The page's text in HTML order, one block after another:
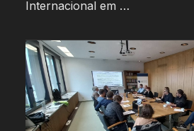
Internacional em …